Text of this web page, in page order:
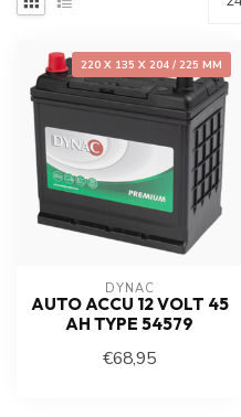
220 X 135 X 204 / 225 MM
DYNAC
AUTO ACCU 12 VOLT 45
AH TYPE 54579
€68,95